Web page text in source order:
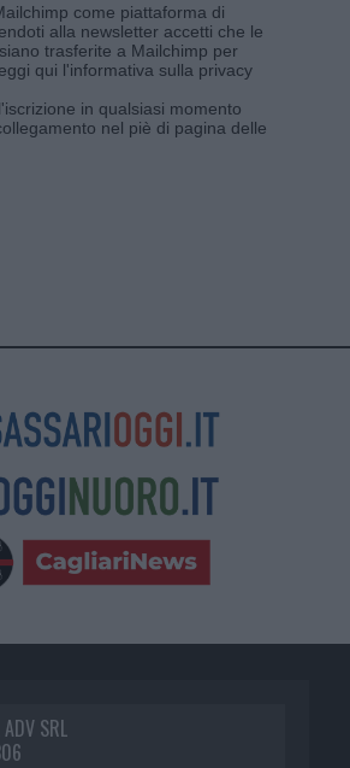
come piattaforma di
alla newsletter accetti che le
trasferite a Mailchimp per
qui l'informativa sulla privacy
in qualsiasi momento
nel piè di pagina delle
SRL